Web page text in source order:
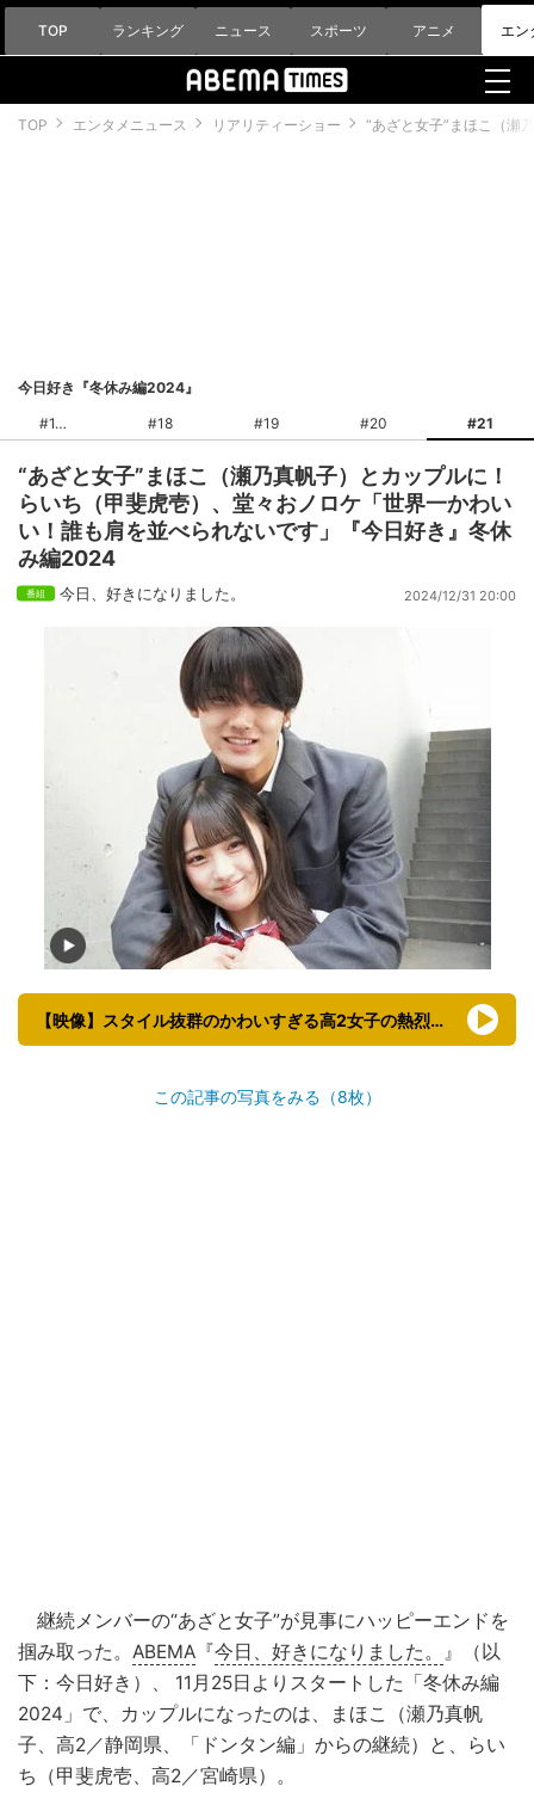
TOP ランキング ニュース スポーツ アニメ エン
TOP エンタメニュース リアリティーショー “あざと女子”まほこ（瀬
今日好き『冬休み編2024』
#1
#18 #19 #20 #21
“あざと女子”まほこ（瀬乃真帆子）とカップルに！
らいち（甲斐虎壱）、堂々おノロケ「世界一かわい
い！誰も肩を並べられないです」『今日好き』冬休
み編2024
今日、好きになりました。 2024/12/31 20:00
【映像】スタイル抜群のかわいすぎる高2女子の熱烈ハグ
この記事の写真をみる（8枚）
継続メンバーの“あざと女子”が見事にハッピーエンドを
掴み取った。 ABEMA 『今日、好きになりました。
』（以
下：今日好き）、 11月25日よりスタートした「冬休み編
2024」で、カップルになったのは、まほこ（瀬乃真帆
子、高2／静岡県、「ドンタン編」からの継続）と、らい
ち（甲斐虎壱、高2／宮崎県）。